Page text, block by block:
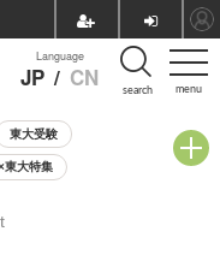
menu
Language
JP / CN search
東大受験
東大特集
会